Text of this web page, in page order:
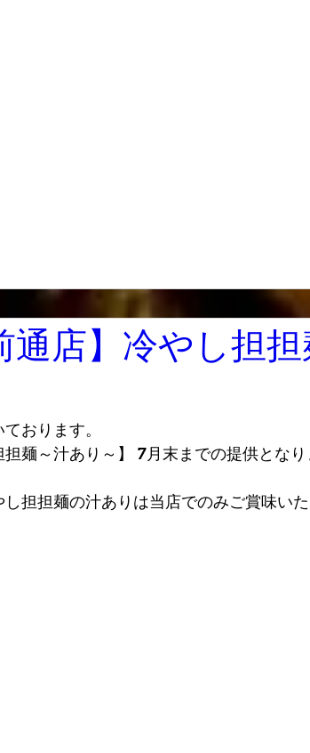
通店】冷やし担
おります。
担麺～汁あり～】 7月末までの提供となり
担担麺の汁ありは当店でのみご賞味いた